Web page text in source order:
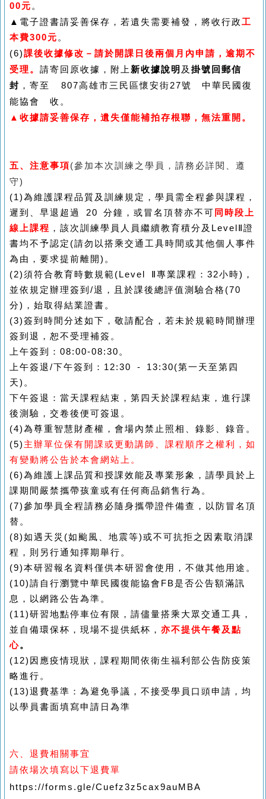
00元 。
▲電子證書請妥善保存，若遺失需要補發，將收行政工
本費300元 。
(6)課後收據修改－請於開課日後兩個月內申請，逾期不
受理。 請寄回原收據，附上 新收據說明 及 掛號回郵信
封 ，寄至807高雄市三民區懷安街27號 中華民國復
能協會 收。
▲收據請妥善保存，遺失僅能補拍存根聯，無法重開。
五、注意事項(參加本次訓練之學員，請務必詳閱、遵
守)
(1)為維護課程品質及訓練規定，學員需全程參與課程，
遲到、早退超過
20分鐘，或冒名頂替亦不可 同時段上
線上課程 ，該次訓練學員人員繼續教育積分及 Level
證
書均不予認定 (請勿以搭乘交通工具時間或其他個人事件
為由，要求提前離開 ) 。
(2)須符合教育時數規範 (Level 專業課程： 32小時) ，
並依規定辦理簽到 /退，且於課後總評值測驗合格 (70
分) ，始取得結業證書。
(3)簽到時間分述如下，敬請配合，若未於規範時間辦理
簽到退，恕不受理補簽。
上午簽到： 08:00-08:30 。
上午簽退/下午簽到： 12:30 - 13:30(第一天至第四
天) 。
下午簽退：當天課程結束 ，第四天於課程結束，進行課
後測驗，交卷後便可簽退。
(4)為尊重智慧財產權，會場內禁止照相、錄影、錄音。
(5) 主辦單位保有開課或更動講師、課程順序之權利，如
有變動將公告於本會網站上。
(6)為維護上課品質和授課效能及專業形象，請學員於上
課期間嚴禁攜帶孩童或有任何商品銷售行為。
(7)參加學員全程請務必隨身攜帶證件備查，以防冒名頂
替。
(8)如遇天災 (如颱風、地震等)或不可抗拒之因素取消課
程，則另行通知擇期舉行。
(9)本研習報名資料僅供本研習會使用，不做其他用途。
(10)請自行瀏覽中華民國復能協會 FB是否公告額滿訊
息，以網路公告為準。
(11)研習地點停車位有限，請儘量搭乘大眾交通工具，
並自備環保杯，現場不提供紙杯， 亦不提供午餐及點
心。
(12) 因應疫情現狀，課程期間依衛生福利部公告防疫策
略進行。
(13)退費基準：為避免爭議，不接受學員口頭申請，均
以學員書面填寫申請日為準
六、退費相關事宜
請依場次填寫以下退費單
https://forms.gle/Cuefz3z5cax9auMBA